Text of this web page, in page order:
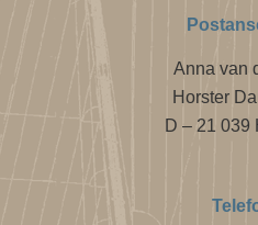
Anna van
Horster
D – 21 039